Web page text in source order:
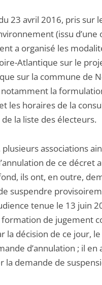
23 avril 2016, pris sur
(issu
a organisé les
Atlantique sur le
sur la commune de
la
les horaires de la
la liste des électeurs.
plusieurs associations
de ce décret
ils ont, en outre,
suspendre
tenue le 13 juin
de jugement
la décision de ce jour,
d’annulation ; il en
la demande de